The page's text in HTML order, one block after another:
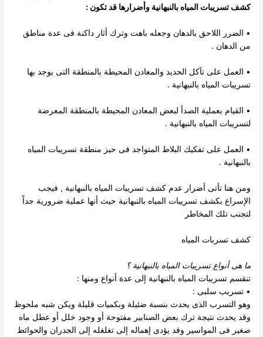
كشف تسريبات المياه بالنبهانية وأضرارها قد تكون :
• الضرر اللاحق بالدهان وجعله باهت وترك أثار داكنة فى عدة مناطق
من الدهان .
• العمل على تآكل الحديد والمعادن المحيطة بالمنطقة التى يوجد بها
تسريبات المياه بالنبهانية .
• القيام بعملية الصدأ لبعض المعادن المحيطة بالمنطقة المعرضة
لتسريبات المياه بالنبهانية .
• العمل على تفكيك البلاط المتواجد فى حيز منطقة تسريبات المياه
بالنبهانية .
ومن هنا تأتى أضرار عدم كشف تسريبات المياه بالنبهانية , فيجب
الإسراع بكشف تسريبات المياه بالنبهانية حيث أنها عملية ضرورية جداً
لتجنب تلك المخاطر
كشف تسربات المياه
ما هى أنواع تسريبات المياه بالنبهانية؟
تنقسمتسريبات المياه بالنبهانية إلى عدة أنواع ومنها :
• تسريب سلبى :
وهو التسرب الذى يحدث بنسبة ضئيلة وبكميات قليلة ويكن شبه ملحوظ
وقد يحدث نتيجة ترك بعض الصنابير مفتوحة أو وجود خلل أو عطل ماه
صغير فى المواسير وقد يؤدى إهماله إلى تغلغله إلى الجدران والحوائط